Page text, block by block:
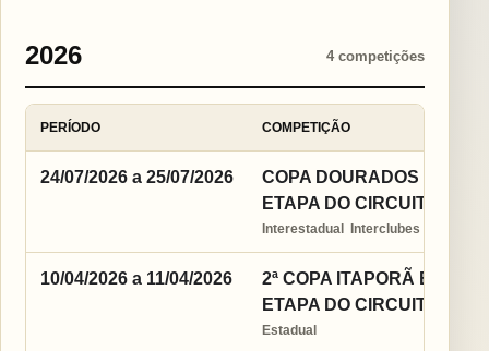
2026 4 competições
PERÍODO COMPETIÇÃO
24/07/2026 a 25/07/2026
COPA DOURADOS
ETAPA DO CIRCUITO
Interestadual  Interclubes
10/04/2026 a 11/04/2026
2ª COPA ITAPORÃ
ETAPA DO CIRCUITO
Estadual